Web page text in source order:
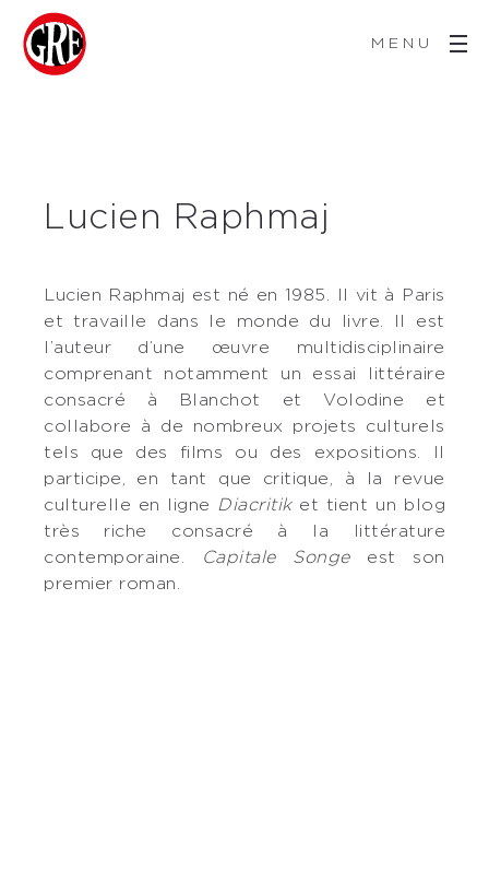
MENU
Lucien Raphmaj
Lucien Raphmaj est né en 1985. Il vit à Paris
et travaille dans le monde du livre. Il est
l’auteur d’une œuvre multidisciplinaire
comprenant notamment un essai littéraire
consacré à Blanchot et Volodine et
collabore à de nombreux projets culturels
tels que des films ou des expositions. Il
participe, en tant que critique, à la revue
culturelle en ligne
Diacritik et tient un blog
très riche consacré à la littérature
contemporaine.
Capitale Songeest son
premier roman.